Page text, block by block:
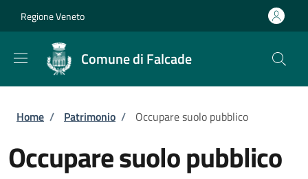
Regione Veneto
Comune di Falcade
Briciole di pane
Home / Patrimonio / Occupare suolo pubblico
Occupare suolo pubblico